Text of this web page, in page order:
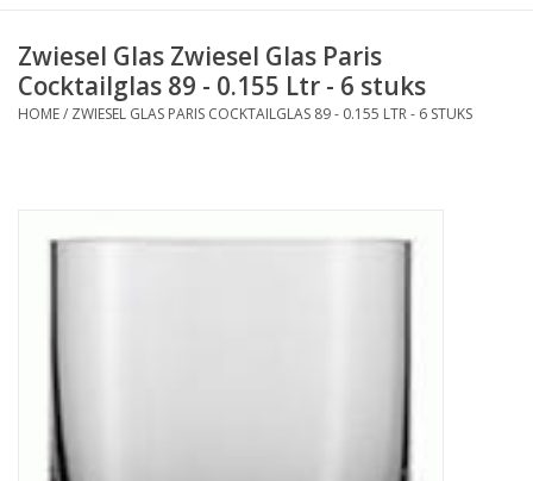
Karaffen
Glas graveren
Cadeaus
Bar & Wijn
Zwiesel Glas Zwiesel Glas Paris
Cocktailglas 89 - 0.155 Ltr - 6 stuks
HOME/ ZWIESEL GLAS PARIS COCKTAILGLAS 89 - 0.155 LTR - 6 STUKS